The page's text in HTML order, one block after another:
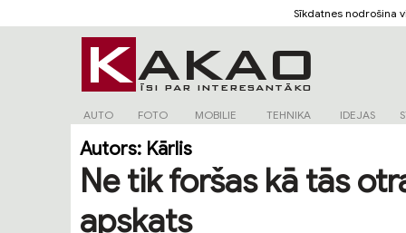
Sīkdatnes nodrošina
AUTO FOTO MOBILIE TEHNIKA IDEJAS
Autors: Kārlis
Ne tik foršas kā tās
apskats